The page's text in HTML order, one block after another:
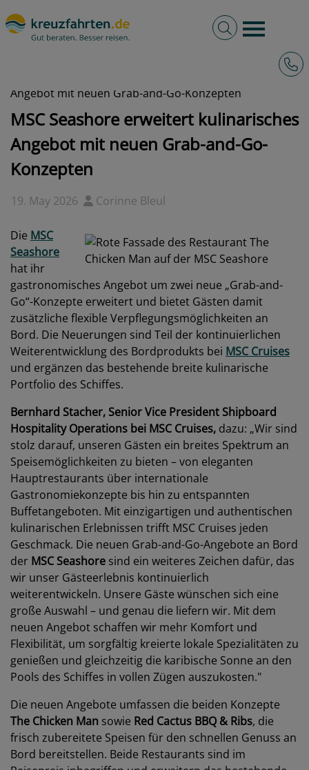
Burger
Volltextsuche
Angebot mit neuen Grab-and-Go-Konzepten
MSC Seashore erweitert kulinarisches
Angebot mit neuen Grab-and-Go-
Konzepten
19. May 2026 Corinne Bleul
Die MSC
Seashore
hat ihr
gastronomisches Angebot um zwei neue „Grab-and-
Go“-Konzepte erweitert und bietet Gästen damit
zusätzliche flexible Verpflegungsmöglichkeiten an
Bord. Die Neuerungen sind Teil der kontinuierlichen
Weiterentwicklung des Bordprodukts bei MSC Cruises
und ergänzen das bestehende breite kulinarische
Portfolio des Schiffes.
Bernhard Stacher, Senior Vice President Shipboard
Hospitality Operations bei MSC Cruises, dazu: „Wir sind
stolz darauf, unseren Gästen ein breites Spektrum an
Speisemöglichkeiten zu bieten – von eleganten
Hauptrestaurants über internationale
Gastronomiekonzepte bis hin zu entspannten
Buffetangeboten. Mit einzigartigen und authentischen
kulinarischen Erlebnissen trifft MSC Cruises jeden
Geschmack. Die neuen Grab-and-Go-Angebote an Bord
der MSC Seashore sind ein weiteres Zeichen dafür, das
wir unser Gästeerlebnis kontinuierlich
weiterentwickeln. Unsere Gäste wünschen sich eine
große Auswahl – und genau die liefern wir. Mit dem
neuen Angebot schaffen wir mehr Komfort und
Flexibilität, um sorgfältig kreierte lokale Spezialitäten zu
genießen und gleichzeitig die karibische Sonne an den
Pools des Schiffes in vollen Zügen auszukosten."
Die neuen Angebote umfassen die beiden Konzepte
The Chicken Man sowie Red Cactus BBQ & Ribs, die
frisch zubereitete Speisen für den schnellen Genuss an
Bord bereitstellen. Beide Restaurants sind im